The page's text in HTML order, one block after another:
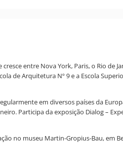
entre Nova York, Paris, o Rio de
de Arquitetura Nº 9 e a Escola
em diversos países da
Participa da exposição Dialog –
no museu Martin-Gropius-Bau, em